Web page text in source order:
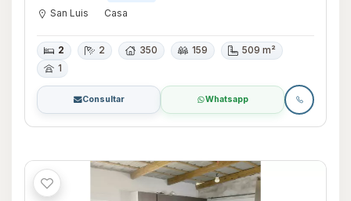
San Luis Casa
2 2 350 159
509 m²
1
Consultar Whatsapp